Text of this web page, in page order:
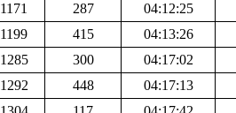
1171 287
04:12:25
1199 415
04:13:26
1285 300
04:17:02
1292 448
04:17:13